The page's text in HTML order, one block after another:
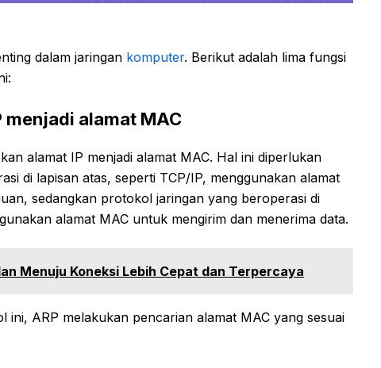
dalam jaringan komputer. Berikut adalah lima fungsi
menjadi alamat MAC
alamat IP menjadi alamat MAC. Hal ini diperlukan
di lapisan atas, seperti TCP/IP, menggunakan alamat
sedangkan protokol jaringan yang beroperasi di
alamat MAC untuk mengirim dan menerima data.
Menuju Koneksi Lebih Cepat dan Terpercaya
ARP melakukan pencarian alamat MAC yang sesuai